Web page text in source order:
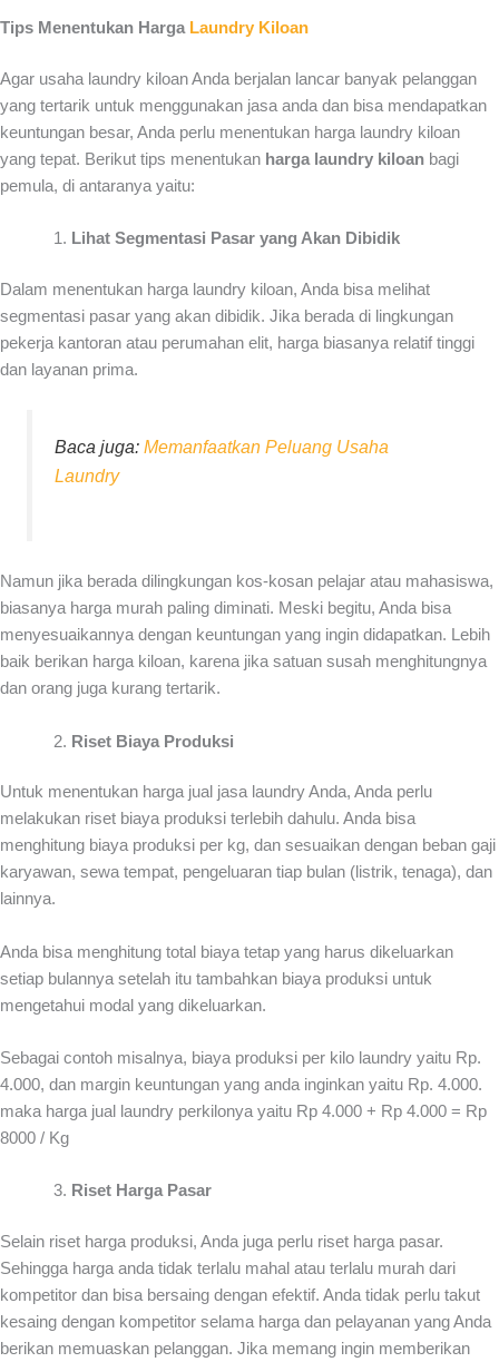
Tips Menentukan Harga Laundry Kiloan
Agar usaha laundry kiloan Anda berjalan lancar banyak pelanggan
yang tertarik untuk menggunakan jasa anda dan bisa mendapatkan
keuntungan besar, Anda perlu menentukan harga laundry kiloan
yang tepat. Berikut tips menentukan harga laundry kiloan bagi
pemula, di antaranya yaitu:
Lihat Segmentasi Pasar yang Akan Dibidik
Dalam menentukan harga laundry kiloan, Anda bisa melihat
segmentasi pasar yang akan dibidik. Jika berada di lingkungan
pekerja kantoran atau perumahan elit, harga biasanya relatif tinggi
dan layanan prima.
Baca juga:Memanfaatkan Peluang Usaha
Laundry
Namun jika berada dilingkungan kos-kosan pelajar atau mahasiswa,
biasanya harga murah paling diminati. Meski begitu, Anda bisa
menyesuaikannya dengan keuntungan yang ingin didapatkan. Lebih
baik berikan harga kiloan, karena jika satuan susah menghitungnya
dan orang juga kurang tertarik.
Riset Biaya Produksi
Untuk menentukan harga jual jasa laundry Anda, Anda perlu
melakukan riset biaya produksi terlebih dahulu. Anda bisa
menghitung biaya produksi per kg, dan sesuaikan dengan beban gaji
karyawan, sewa tempat, pengeluaran tiap bulan (listrik, tenaga), dan
lainnya.
Anda bisa menghitung total biaya tetap yang harus dikeluarkan
setiap bulannya setelah itu tambahkan biaya produksi untuk
mengetahui modal yang dikeluarkan.
Sebagai contoh misalnya, biaya produksi per kilo laundry yaitu Rp.
4.000, dan margin keuntungan yang anda inginkan yaitu Rp. 4.000.
maka harga jual laundry perkilonya yaitu Rp 4.000 + Rp 4.000 = Rp
8000 / Kg
Riset Harga Pasar
Selain riset harga produksi, Anda juga perlu riset harga pasar.
Sehingga harga anda tidak terlalu mahal atau terlalu murah dari
kompetitor dan bisa bersaing dengan efektif. Anda tidak perlu takut
kesaing dengan kompetitor selama harga dan pelayanan yang Anda
berikan memuaskan pelanggan. Jika memang ingin memberikan